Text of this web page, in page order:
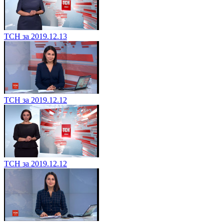
ТСН за 2019.12.13
ТСН за 2019.12.12
ТСН за 2019.12.12